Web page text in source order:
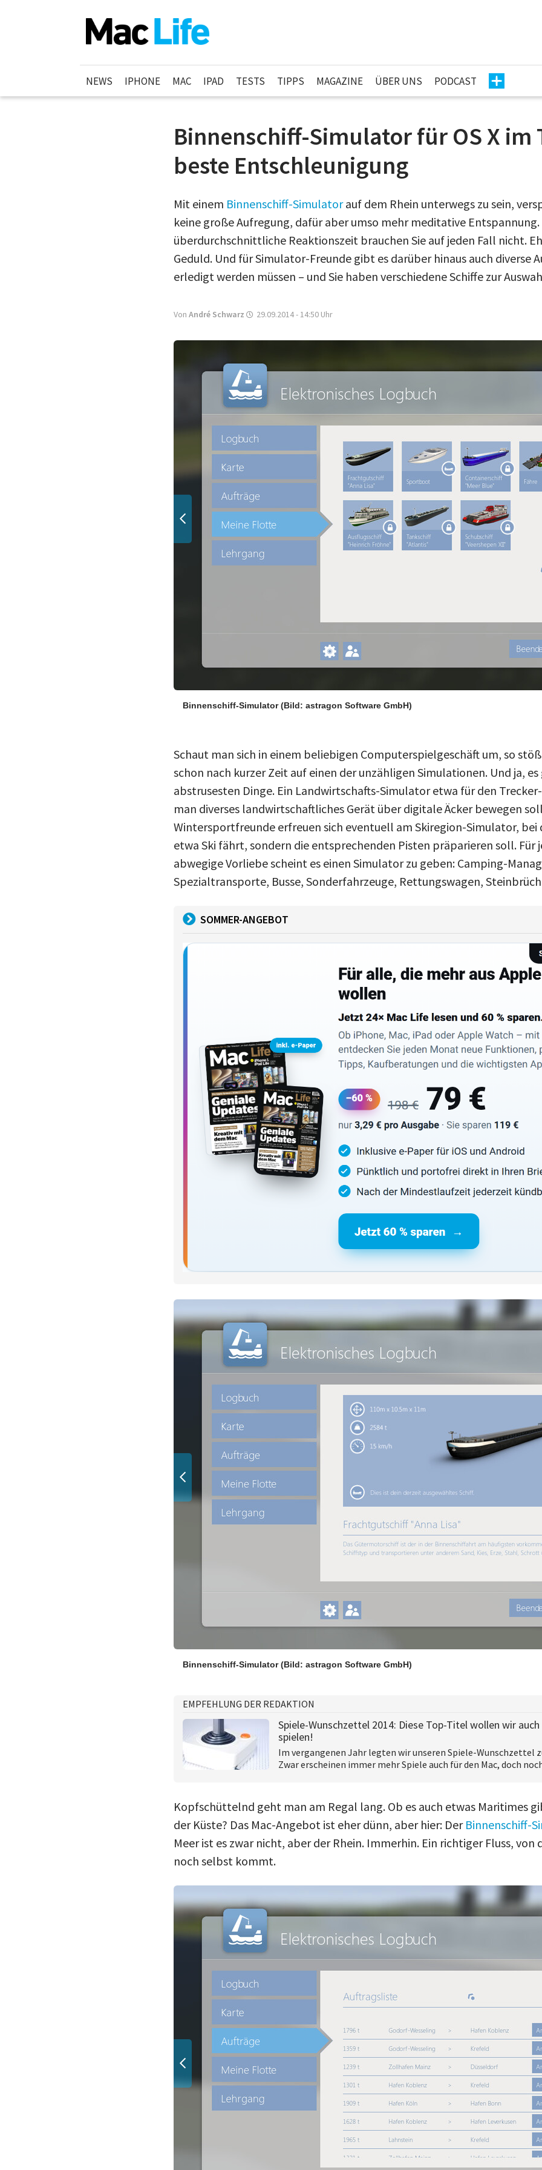
NEWS IPHONE MAC IPAD TESTS TIPPS MAGAZINE ÜBER UNS PODCAST
Binnenschiff-Simulator für OS X im
beste Entschleunigung
Mit einem Binnenschiff-Simulatorauf dem Rhein unterwegs zu sein,
keine große Aufregung, dafür aber umso mehr meditative Entspannung.
überdurchschnittliche Reaktionszeit brauchen Sie auf jeden Fall nicht.
Geduld. Und für Simulator-Freunde gibt es darüber hinaus auch diverse
erledigt werden müssen – und Sie haben verschiedene Schiffe zur
Von André Schwarz 29.09.2014 - 14:50 Uhr
Binnenschiff-Simulator(Bild: astragon Software GmbH)
Schaut man sich in einem beliebigen Computerspielgeschäft um, so
schon nach kurzer Zeit auf einen der unzähligen Simulationen. Und ja,
abstrusesten Dinge. Ein Landwirtschafts-Simulator etwa für den
man diverses landwirtschaftliches Gerät über digitale Äcker bewegen
Wintersportfreunde erfreuen sich eventuell am Skiregion-Simulator, bei
etwa Ski fährt, sondern die entsprechenden Pisten präparieren soll. Für
abwegige Vorliebe scheint es einen Simulator zu geben: Camping-
Spezialtransporte, Busse, Sonderfahrzeuge, Rettungswagen,
SOMMER-ANGEBOT
Binnenschiff-Simulator(Bild: astragon Software GmbH)
EMPFEHLUNG DER REDAKTION
Spiele-Wunschzettel 2014: Diese Top-Titel wollen wir
spielen!
Im vergangenen Jahr legten wir unseren Spiele-Wunschzettel
Zwar erscheinen immer mehr Spiele auch für den Mac, doch
Kopfschüttelnd geht man am Regal lang. Ob es auch etwas Maritimes
der Küste? Das Mac-Angebot ist eher dünn, aber hier: Der Binnenschiff-
Meer ist es zwar nicht, aber der Rhein. Immerhin. Ein richtiger Fluss, von
noch selbst kommt.